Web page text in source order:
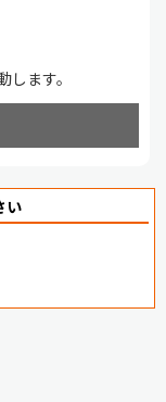
ます。
い